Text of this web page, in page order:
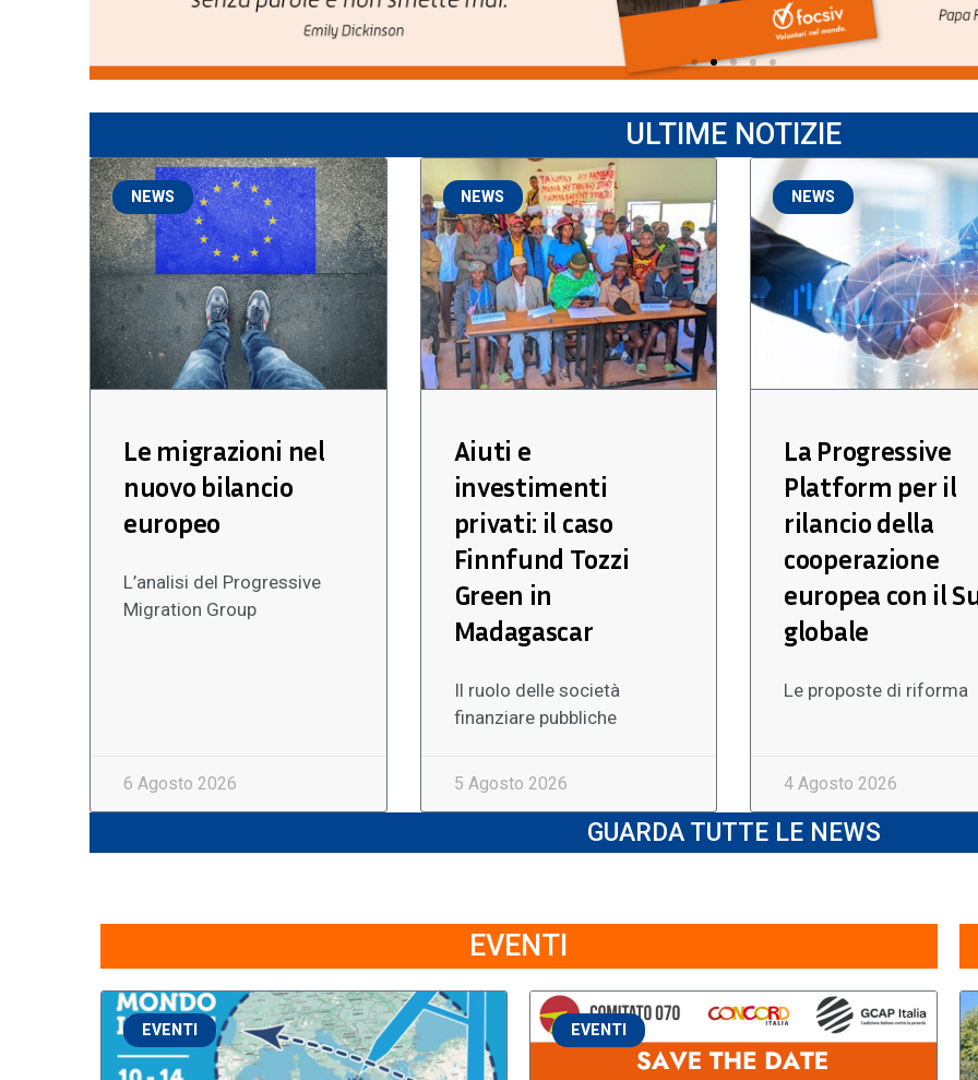
ULTIME NOTIZIE
NEWS
Le migrazioni nel
nuovo bilancio
europeo
L’analisi del Progressive
Migration Group
6 Agosto 2026
NEWS
Aiuti e
investimenti
privati: il caso
Finnfund Tozzi
Green in
Madagascar
Il ruolo delle società
finanziare pubbliche
5 Agosto 2026
NEWS
La Progressive
Platform per il
rilancio della
cooperazione
europea con il
globale
Le proposte di riforma
4 Agosto 2026
GUARDA TUTTE LE NEWS
EVENTI
EVENTI
EVENTI